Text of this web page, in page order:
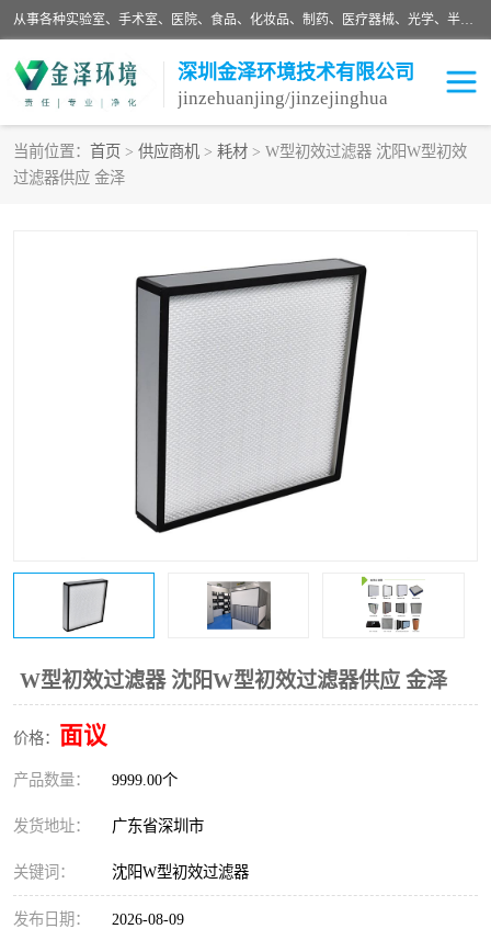
从事各种实验室、手术室、医院、食品、化妆品、制药、医疗器械、光学、半导体、精密电子等无尘车间行业的洁净车间装修设计、净化设备、恒温恒湿空调的设计制作与安装、净化系统工程项目施工及其技术支持服务。
深圳金泽环境技术有限公司
jinzehuanjing/jinzejinghua
当前位置： 首页 > 供应商机 > 耗材 > W型初效过滤器 沈阳W型初效
过滤器供应 金泽
W型初效过滤器 沈阳W型初效过滤器供应 金泽
价格： 面议
产品数量： 9999.00个
发货地址： 广东省深圳市
关键词： 沈阳W型初效过滤器
发布日期： 2026-08-09
耗材
GMP车间净化
生命工程
食品饮料
光电车间
恒温恒湿净化空调